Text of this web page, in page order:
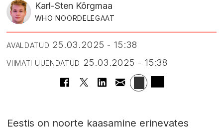
Karl-Sten Kõrgmaa
WHO NOORDELEGAAT
AVALDATUD 25.03.2025 - 15:38
VIIMATI UUENDATUD 25.03.2025 - 15:38
Eestis on noorte kaasamine erinevates